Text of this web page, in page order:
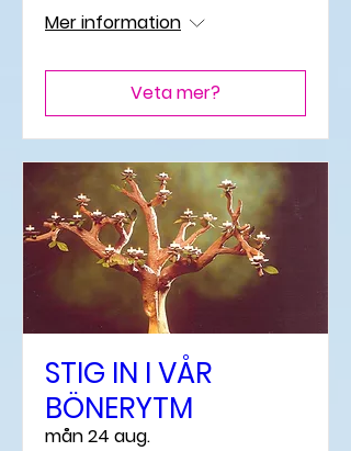
Mer information
Veta mer?
STIG IN I VÅR
BÖNERYTM
mån 24 aug.